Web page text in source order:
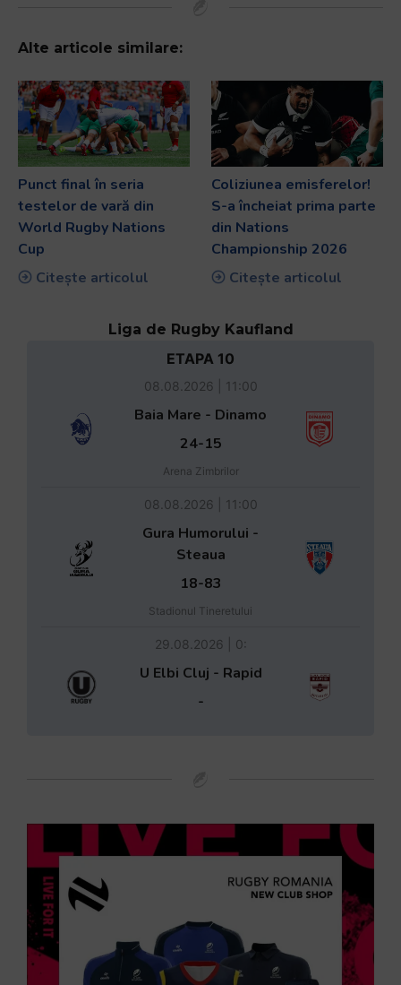
Alte articole similare:
Punct final în seria
testelor de vară din
World Rugby Nations
Cup
Citește articolul
Coliziunea emisferelor!
S-a încheiat prima parte
din Nations
Championship 2026
Citește articolul
Liga de Rugby Kaufland
ETAPA 10
08.08.2026 | 11:00
Baia Mare - Dinamo
24-15
Arena Zimbrilor
08.08.2026 | 11:00
Gura Humorului -
Steaua
18-83
Stadionul Tineretului
29.08.2026 | 0:
U Elbi Cluj - Rapid
-